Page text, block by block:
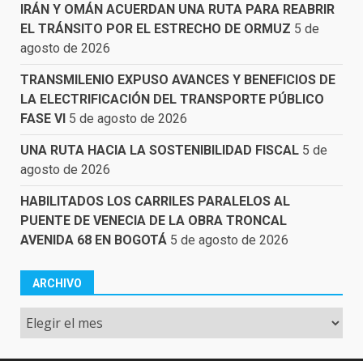
IRÁN Y OMÁN ACUERDAN UNA RUTA PARA REABRIR
EL TRÁNSITO POR EL ESTRECHO DE ORMUZ 5 de
agosto de 2026
TRANSMILENIO EXPUSO AVANCES Y BENEFICIOS DE
LA ELECTRIFICACIÓN DEL TRANSPORTE PÚBLICO
FASE VI 5 de agosto de 2026
UNA RUTA HACIA LA SOSTENIBILIDAD FISCAL 5 de
agosto de 2026
HABILITADOS LOS CARRILES PARALELOS AL
PUENTE DE VENECIA DE LA OBRA TRONCAL
AVENIDA 68 EN BOGOTÁ 5 de agosto de 2026
ARCHIVO
Archivo